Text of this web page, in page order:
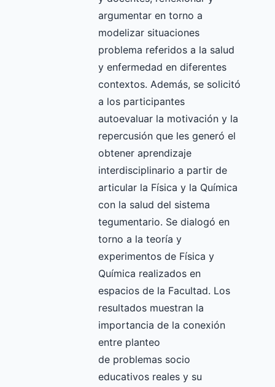
argumentar en torno a
modelizar situaciones
problema referidos a la salud
y enfermedad en diferentes
contextos. Además, se solicitó
a los participantes
autoevaluar la motivación y la
repercusión que les generó el
obtener aprendizaje
interdisciplinario a partir de
articular la Física y la Química
con la salud del sistema
tegumentario. Se dialogó en
torno a la teoría y
experimentos de Física y
Química realizados en
espacios de la Facultad. Los
resultados muestran la
importancia de la conexión
entre planteo
de problemas socio
educativos reales y su